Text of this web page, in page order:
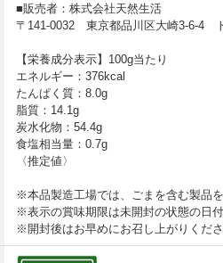
■販売者：株式会社天然生活
〒141-0032 東京都品川区大崎3-6-4
【栄養成分表示】100g当たり
エネルギー：376kcal
たんぱく質：8.0g
脂質：14.1g
炭水化物：54.4g
食塩相当量：0.7g
〈推定値〉
※本品製造工場では、ごまを含む製品を
※表示の賞味期限は未開封の状態の日付
※開封後はお早めにお召し上がりくださ